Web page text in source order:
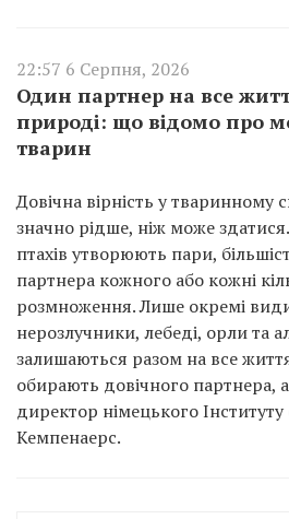
22:57 6 Серпня, 2026
Один партнер на все
природі: що відомо про
тварин
Довічна вірність у тваринному
значно рідше, ніж може
птахів утворюють пари,
партнера кожного або кожні
розмноження. Лише окремі
нерозлучники, лебеді, орли та
залишаються разом на все
обирають довічного партнера,
директор німецького Інституту
Кемпенаерс.